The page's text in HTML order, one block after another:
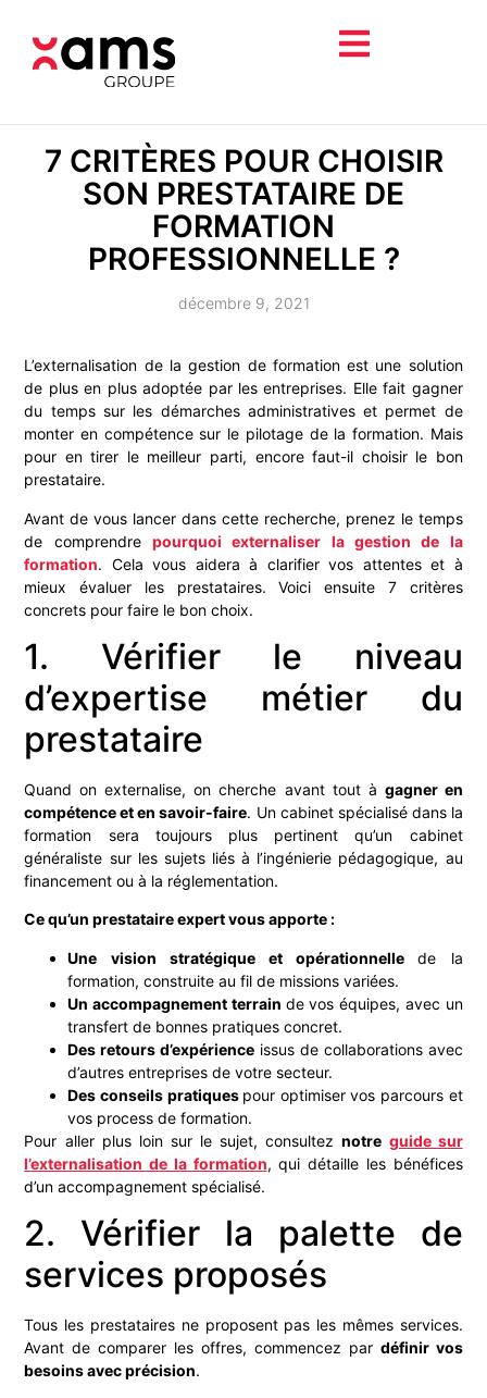
7 CRITÈRES POUR CHOISIR
SON PRESTATAIRE DE
FORMATION
PROFESSIONNELLE ?
décembre 9, 2021
L’externalisation de la gestion de formation est une solution
de plus en plus adoptée par les entreprises. Elle fait gagner
du temps sur les démarches administratives et permet de
monter en compétence sur le pilotage de la formation. Mais
pour en tirer le meilleur parti, encore faut-il choisir le bon
prestataire.
Avant de vous lancer dans cette recherche, prenez le temps
de comprendrepourquoi externaliser la gestion de la
formation. Cela vous aidera à clarifier vos attentes et à
mieux évaluer les prestataires. Voici ensuite 7 critères
concrets pour faire le bon choix.
1. Vérifier le niveau
d’expertise métier du
prestataire
Quand on externalise, on cherche avant tout à gagner en
compétence et en savoir-faire. Un cabinet spécialisé dans la
formation sera toujours plus pertinent qu’un cabinet
généraliste sur les sujets liés à l’ingénierie pédagogique, au
financement ou à la réglementation.
Ce qu’un prestataire expert vous apporte :
Une vision stratégique et opérationnellede la
formation, construite au fil de missions variées.
Un accompagnement terrain de vos équipes, avec un
transfert de bonnes pratiques concret.
Des retours d’expérience issus de collaborations avec
d’autres entreprises de votre secteur.
Des conseils pratiques pour optimiser vos parcours et
vos process de formation.
Pour aller plus loin sur le sujet, consulteznotre guide sur
l’externalisation de la formation, qui détaille les bénéfices
d’un accompagnement spécialisé.
2. Vérifier la palette de
services proposés
Tous les prestataires ne proposent pas les mêmes services.
Avant de comparer les offres, commencez par définir vos
besoins avec précision.